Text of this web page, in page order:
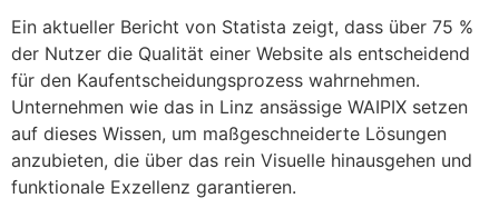
Ein aktueller Bericht von Statista zeigt, dass über 75 %
der Nutzer die Qualität einer Website als entscheidend
für den Kaufentscheidungsprozess wahrnehmen.
Unternehmen wie das in Linz ansässige WAIPIX setzen
auf dieses Wissen, um maßgeschneiderte Lösungen
anzubieten, die über das rein Visuelle hinausgehen und
funktionale Exzellenz garantieren.